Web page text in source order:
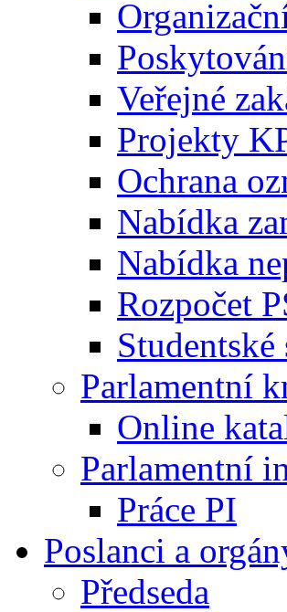
Veřejné
Projekty
Ochrana
Nabídka
Nabídka
Rozpočet
Studentské
Parlamentní
Online
Parlamentní
Práce PI
Poslanci a
Předseda